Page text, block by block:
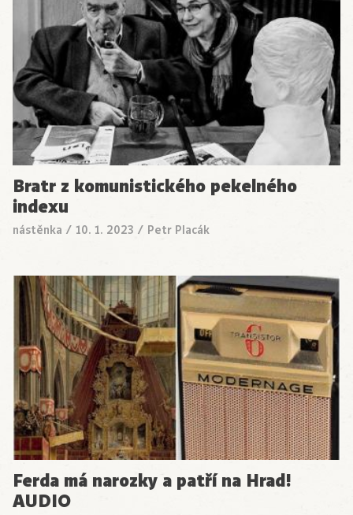
Bratr z komunistického pekelného
indexu
nástěnka / 10. 1. 2023 / Petr Placák
Ferda má narozky a patří na Hrad!
AUDIO